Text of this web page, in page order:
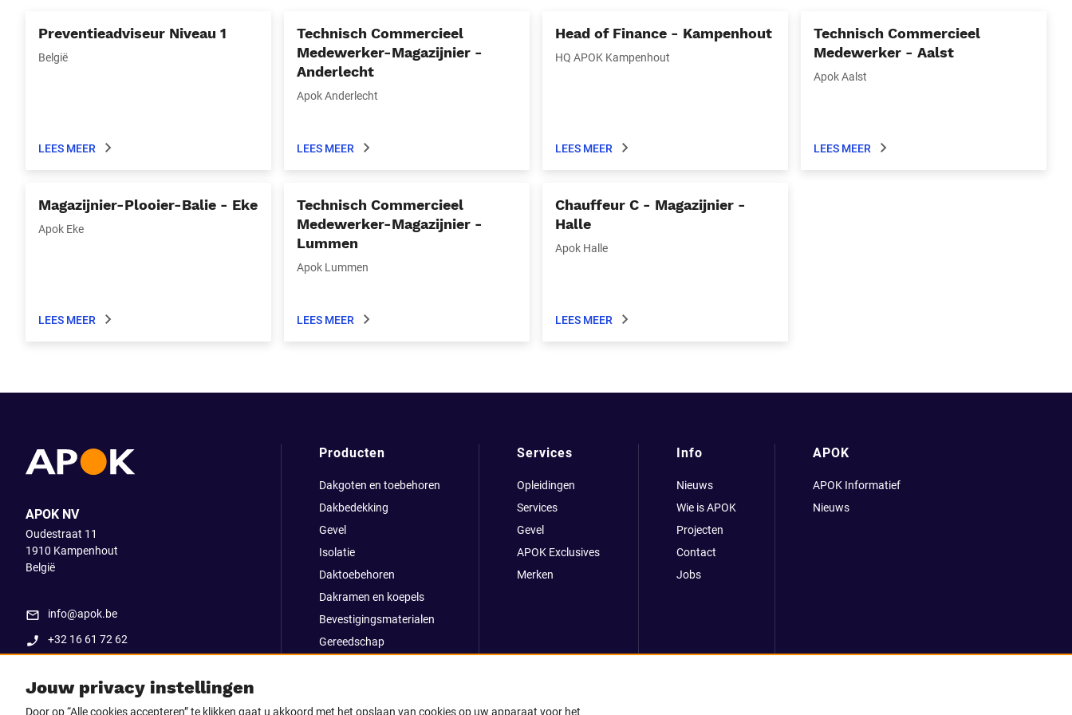
Preventieadviseur Niveau 1
België
LEES MEER
Technisch Commercieel
Medewerker-Magazijnier -
Anderlecht
Apok Anderlecht
LEES MEER
Head of Finance - Kampenhout
HQ APOK Kampenhout
LEES MEER
Technisch Commercieel
Medewerker - Aalst
Apok Aalst
LEES MEER
Magazijnier-Plooier-Balie - Eke
Apok Eke
LEES MEER
Technisch Commercieel
Medewerker-Magazijnier -
Lummen
Apok Lummen
LEES MEER
Chauffeur C - Magazijnier -
Halle
Apok Halle
LEES MEER
Jouw privacy instellingen
Door op “Alle cookies accepteren” te klikken gaat u akkoord met het opslaan van cookies op uw apparaat voor het
APOK NV
Oudestraat 11
1910 Kampenhout
België
info@apok.be
+32 16 61 72 62
Producten
Dakgoten en toebehoren
Dakbedekking
Gevel
Isolatie
Daktoebehoren
Dakramen en koepels
Bevestigingsmaterialen
Gereedschap
Go Strong
Services
Opleidingen
Services
Gevel
APOK Exclusives
Merken
Info
Nieuws
Wie is APOK
Projecten
Contact
Jobs
APOK
APOK Informatief
Nieuws